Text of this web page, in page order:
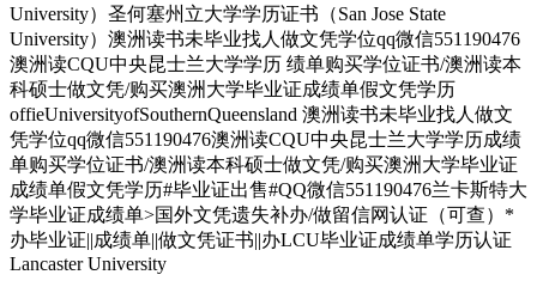
University）圣何塞州立大学学历证书（San Jose State
University）澳洲读书未毕业找人做文凭学位qq微信551190476
澳洲读CQU中央昆士兰大学学历 绩单购买学位证书/澳洲读本
科硕士做文凭/购买澳洲大学毕业证成绩单假文凭学历
offieUniversityofSouthernQueensland 澳洲读书未毕业找人做文
凭学位qq微信551190476澳洲读CQU中央昆士兰大学学历成绩
单购买学位证书/澳洲读本科硕士做文凭/购买澳洲大学毕业证
成绩单假文凭学历#毕业证出售#QQ微信551190476兰卡斯特大
学毕业证成绩单>国外文凭遗失补办/做留信网认证（可查）*
办毕业证||成绩单||做文凭证书||办LCU毕业证成绩单学历认证
Lancaster University